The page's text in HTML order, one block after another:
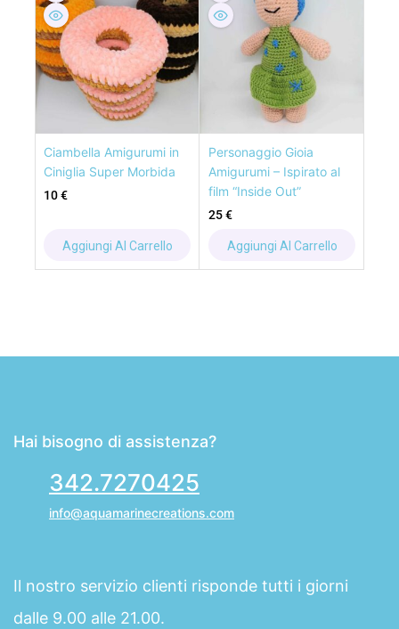
Ciambella Amigurumi in
Ciniglia Super Morbida
10€
Aggiungi Al Carrello
Personaggio Gioia
Amigurumi – Ispirato al
film “Inside Out”
25€
Aggiungi Al Carrello
Hai bisogno di assistenza?
342.7270425
info@aquamarinecreations.com
Il nostro servizio clienti risponde tutti i giorni
dalle 9.00 alle 21.00.